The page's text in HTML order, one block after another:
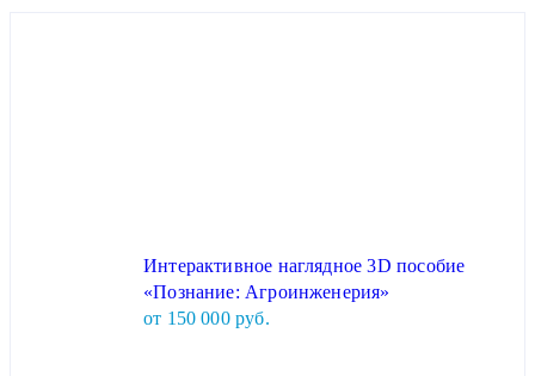
Интерактивное наглядное 3D пособие
«Познание: Агроинженерия»
от 150 000 руб.